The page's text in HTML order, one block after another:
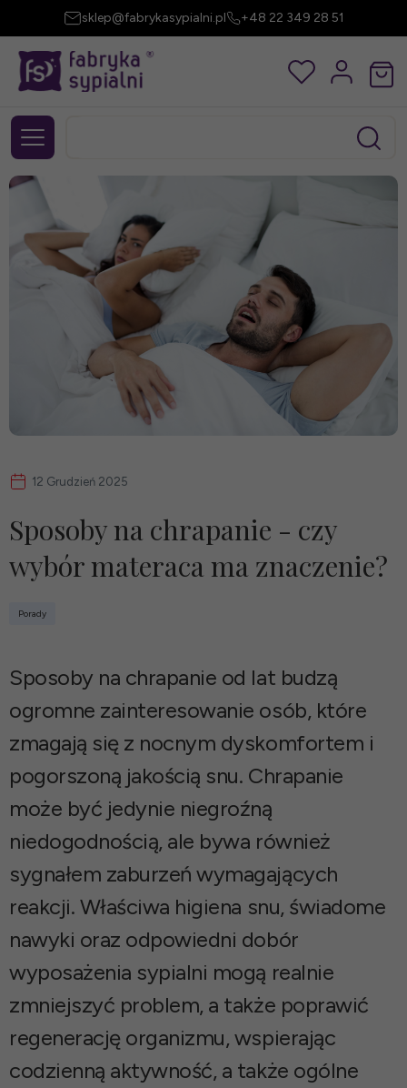
sklep@fabrykasypialni.pl +48 22 349 28 51
12 Grudzień 2025
Sposoby na chrapanie - czy
wybór materaca ma znaczenie?
Porady
Sposoby na chrapanie od lat budzą
ogromne zainteresowanie osób, które
zmagają się z nocnym dyskomfortem i
pogorszoną jakością snu. Chrapanie
może być jedynie niegroźną
niedogodnością, ale bywa również
sygnałem zaburzeń wymagających
reakcji. Właściwa higiena snu, świadome
nawyki oraz odpowiedni dobór
wyposażenia sypialni mogą realnie
zmniejszyć problem, a także poprawić
regenerację organizmu, wspierając
codzienną aktywność, a także ogólne